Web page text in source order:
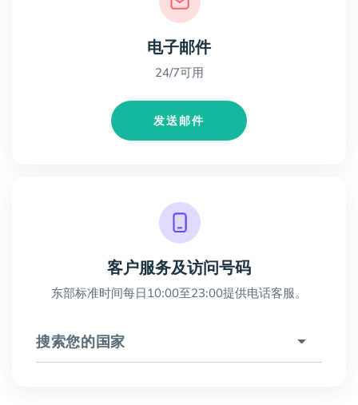
电子邮件
24/7可用
发送邮件
客户服务及访问号码
东部标准时间每日10:00至23:00提供电话客服。
搜索您的国家